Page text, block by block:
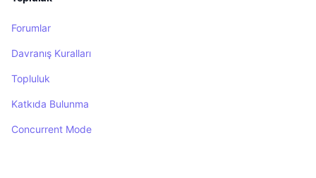
Forumlar
Davranış Kuralları
Topluluk
Katkıda Bulunma
Concurrent Mode